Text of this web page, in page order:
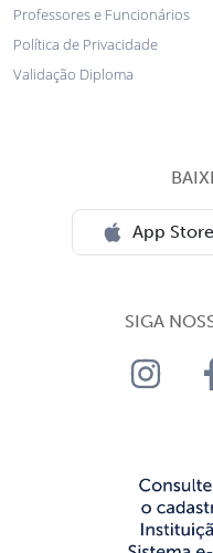
Professores e Funcionários
Política de Privacidade
Validação Diploma
App Store
SIGA